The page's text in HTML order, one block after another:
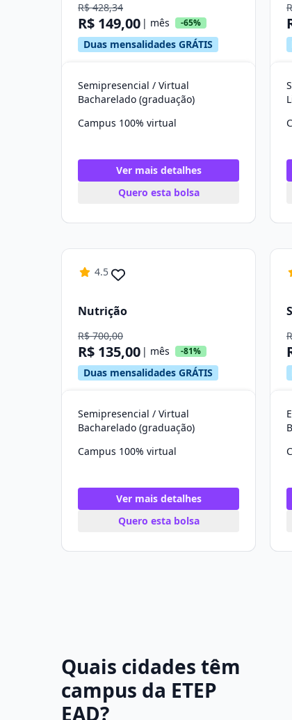
R$ 428,34
R$ 149,00 | mês -65%
Duas mensalidades GRÁTIS
Semipresencial / Virtual
Bacharelado (graduação)
Campus 100% virtual
Ver mais detalhes
Quero esta bolsa
4.5
Nutrição
R$ 700,00
R$ 135,00 | mês -81%
Duas mensalidades GRÁTIS
Semipresencial / Virtual
Bacharelado (graduação)
Campus 100% virtual
Ver mais detalhes
Quero esta bolsa
Quais cidades têm
campus da ETEP
EAD?